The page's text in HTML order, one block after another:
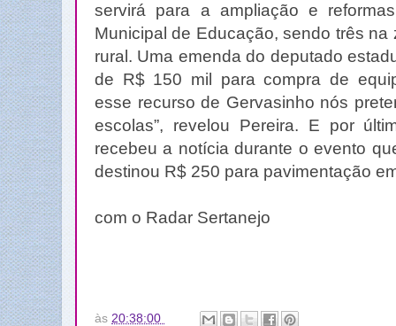
servirá para a ampliação e
Municipal de Educação, sendo três
rural. Uma emenda do deputado
de R$ 150 mil para compra de
esse recurso de Gervasinho nós
escolas”, revelou Pereira. E por
recebeu a notícia durante o evento
destinou R$ 250 para pavimentação
com o Radar Sertanejo
às 20:38:00